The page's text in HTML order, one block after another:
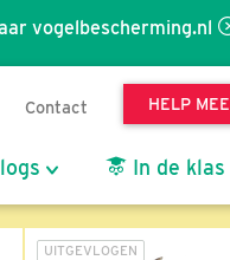
vogelbescherming.nl
Contact HELP MEE
In de klas
UITGEVLOGEN